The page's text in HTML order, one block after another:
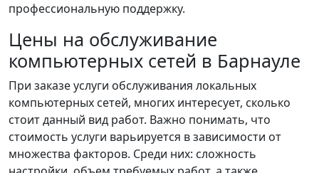
профессиональную поддержку.
Цены на обслуживание
компьютерных сетей в Барнауле
При заказе услуги обслуживания локальных
компьютерных сетей, многих интересует, сколько
стоит данный вид работ. Важно понимать, что
стоимость услуги варьируется в зависимости от
множества факторов. Среди них: сложность